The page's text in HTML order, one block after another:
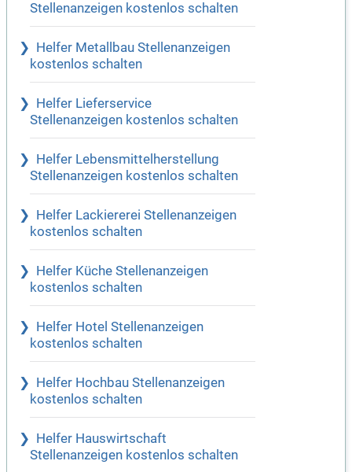
Stellenanzeigen kostenlos schalten
Helfer Metallbau Stellenanzeigen
kostenlos schalten
Helfer Lieferservice
Stellenanzeigen kostenlos schalten
Helfer Lebensmittelherstellung
Stellenanzeigen kostenlos schalten
Helfer Lackiererei Stellenanzeigen
kostenlos schalten
Helfer Küche Stellenanzeigen
kostenlos schalten
Helfer Hotel Stellenanzeigen
kostenlos schalten
Helfer Hochbau Stellenanzeigen
kostenlos schalten
Helfer Hauswirtschaft
Stellenanzeigen kostenlos schalten